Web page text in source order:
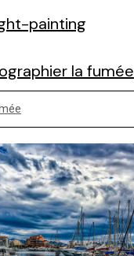
painting
la fumée